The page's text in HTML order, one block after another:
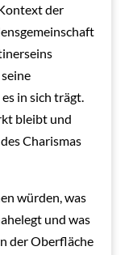
der
in sich trägt.
bleibt und
Charismas
würden, was
und was
der Oberfläche